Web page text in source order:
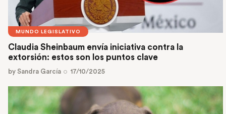
MUNDO LEGISLATIVO
Claudia Sheinbaum envía iniciativa contra la
extorsión: estos son los puntos clave
by Sandra García 17/10/2025